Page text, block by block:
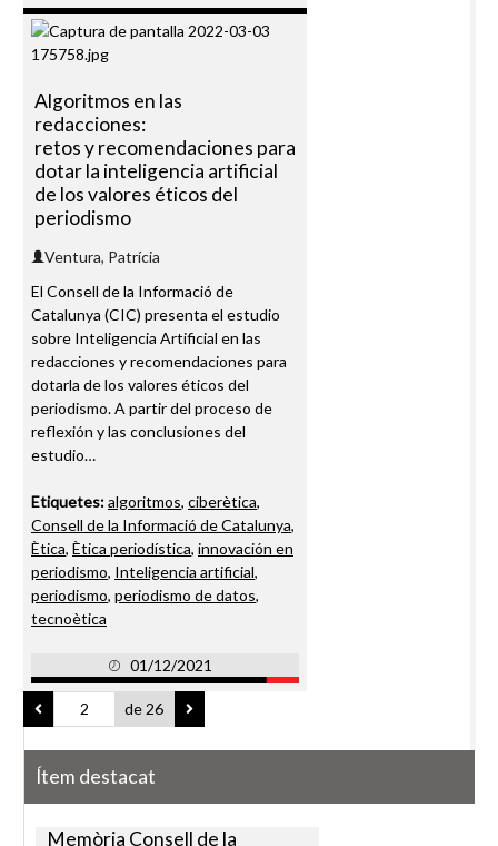
Algoritmos en las
redacciones:
retos y recomendaciones para
dotar la inteligencia artificial
de los valores éticos del
periodismo
Ventura, Patrícia
El Consell de la Informació de
Catalunya (CIC) presenta el estudio
sobre Inteligencia Artificial en las
redacciones y recomendaciones para
dotarla de los valores éticos del
periodismo. A partir del proceso de
reflexión y las conclusiones del
estudio…
Etiquetes:algoritmos, ciberètica,
Consell de la Informació de Catalunya,
Ètica, Ètica periodística, innovación en
periodismo, Inteligencia artificial,
periodismo, periodismo de datos,
tecnoètica
01/12/2021
de 26
Ítem destacat
Memòria Consell de la